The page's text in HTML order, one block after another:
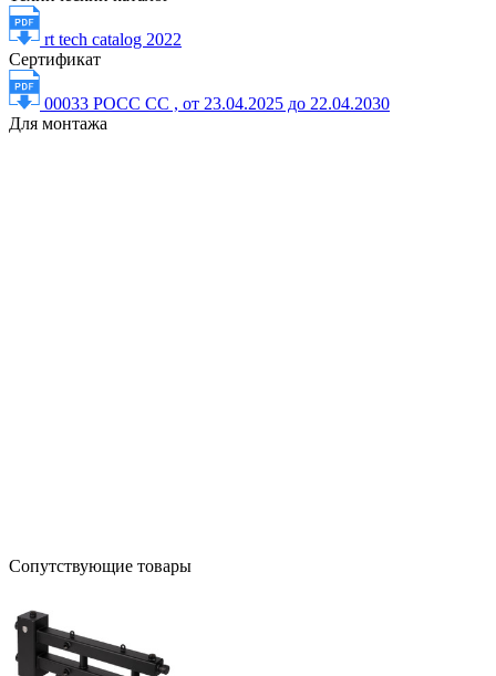
rt tech catalog 2022
Сертификат
00033 РОСС СС , от 23.04.2025 до 22.04.2030
Для монтажа
Сопутствующие товары